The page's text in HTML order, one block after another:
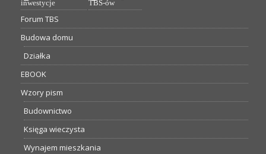
inwestycje
TBS-ów
Forum TBS
Budowa domu
Działka
EBOOK
Wzory pism
Budownictwo
Księga wieczysta
Wynajem mieszkania